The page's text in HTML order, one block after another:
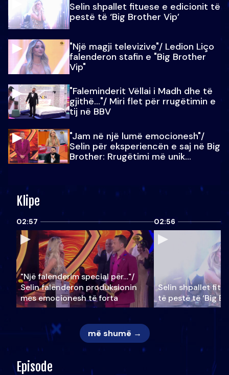
Selin shpallet fituese e edicionit të
pestë të ‘Big Brother Vip’
"Një magji televizive"/ Ledion Liço
falenderon stafin e "Big Brother
Vip"
"Faleminderit Vëllai i Madh dhe të
gjithë…"/ Miri flet për rrugëtimin e
tij në BBV
"Jam në një lumë emocionesh"/
Selin për eksperiencën e saj në Big
Brother: Rrugëtimi më unik…
Klipe
02:57
"Një falenderim special për…"/
Selin falënderon produksionin
mes emocionesh të forta
02:56
Selin shpallet
të pestë të ‘Big
më shumë →
Episode